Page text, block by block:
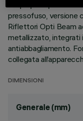
pressofuso, versione
Riflettori Opti Beam
metallizzato, integrati
antiabbagliamento.
collegata
DIMENSIONI
Generale (mm)